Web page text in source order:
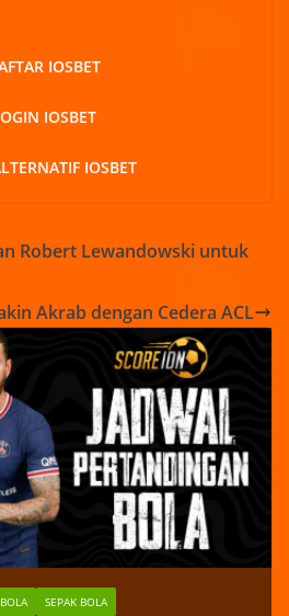
IOSBET
IOSBET
IOSBET
Robert Lewandowski untuk
Akrab dengan Cedera ACL
SEPAK BOLA